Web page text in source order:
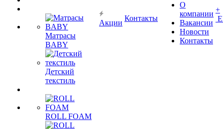
Матрасы
BABY
Детский
текстиль
ROLL FOAM
Акции
Контакты
О
компании
Вакансии
Новости
Контакты
+